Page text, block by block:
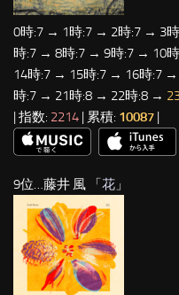
0時:7 → 1時:7 → 2時:7 → 3
時:7 → 8時:7 → 9時:7 → 10
14時:7 → 15時:7 → 16時:7
時:7 → 21時:8 → 22時:8 →
| 指数: 2214 | 累積: 10087 |
9位…藤井 風 「花 」